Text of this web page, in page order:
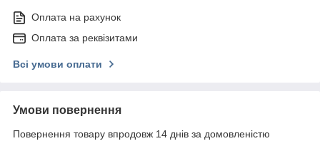
Оплата на рахунок
Оплата за реквізитами
Всі умови оплати
Умови повернення
Повернення товару впродовж 14 днів за домовленістю